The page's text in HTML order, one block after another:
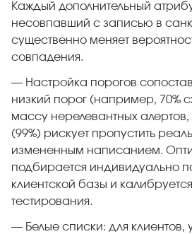
Каждый дополнительный
несовпавший с записью в
существенно меняет
совпадения.
— Настройка порогов
низкий порог (например, 70%
массу нерелевантных
(99%) рискует пропустить
измененным написанием.
подбирается индивидуально
клиентской базы и
тестирования.
— Белые списки: для